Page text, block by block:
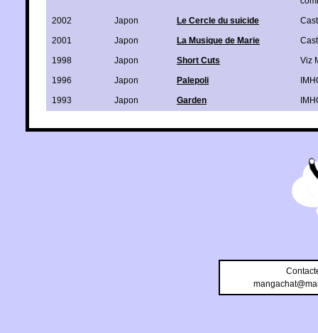
2002
Japon Le Cercle du suicide
2001
Japon La Musique de Marie
1998
Japon Short Cuts
Viz
1996
Japon Palepoli
1993
Japon Garden